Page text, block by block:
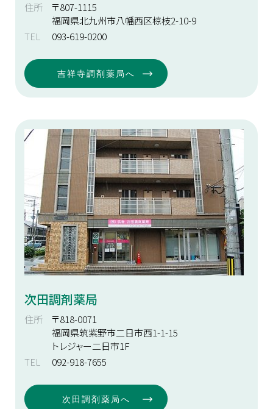
住所
〒807-1115
福岡県北九州市八幡西区椋枝2-10-9
TEL
093-619-0200
吉祥寺調剤薬局へ
次田調剤薬局
住所
〒818-0071
福岡県筑紫野市二日市西1-1-15
トレジャー二日市1F
TEL
092-918-7655
次田調剤薬局へ